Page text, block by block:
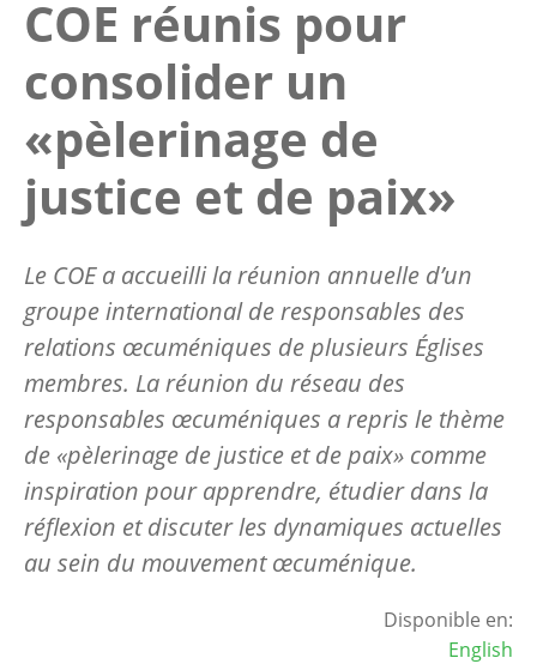
COE réunis pour
consolider un
«pèlerinage de
justice et de paix»
Le COE a accueilli la réunion annuelle d’un
groupe international de responsables des
relations œcuméniques de plusieurs Églises
membres. La réunion du réseau des
responsables œcuméniques a repris le thème
de «pèlerinage de justice et de paix» comme
inspiration pour apprendre, étudier dans la
réflexion et discuter les dynamiques actuelles
au sein du mouvement œcuménique.
Disponible en:
English